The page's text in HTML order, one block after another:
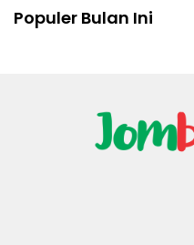
Populer Bulan Ini